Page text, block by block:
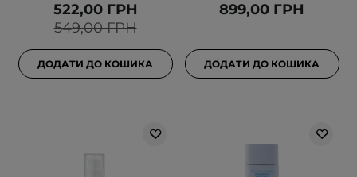
549,00 ГРН
522,00 ГРН
ДОДАТИ ДО КОШИКА
899,00 ГРН
ДОДАТИ ДО КОШИКА